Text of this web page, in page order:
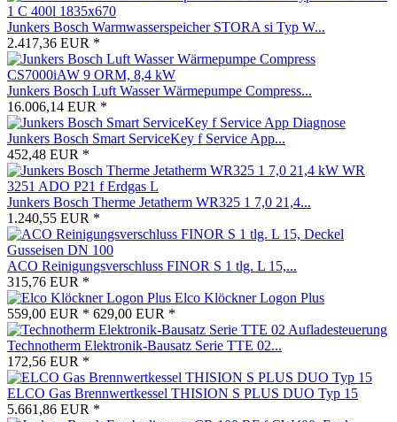
Junkers Bosch Warmwasserspeicher STORA si Typ W...
2.417,36 EUR *
Junkers Bosch Luft Wasser Wärmepumpe Compress...
16.006,14 EUR *
Junkers Bosch Smart ServiceKey f Service App...
452,48 EUR *
Junkers Bosch Therme Jetatherm WR325 1 7,0 21,4...
1.240,55 EUR *
ACO Reinigungsverschluss FINOR S 1 tlg. L 15,...
315,76 EUR *
Elco Klöckner Logon Plus
559,00 EUR * 629,00 EUR *
Technotherm Elektronik-Bausatz Serie TTE 02...
172,56 EUR *
ELCO Gas Brennwertkessel THISION S PLUS DUO Typ 15
5.661,86 EUR *